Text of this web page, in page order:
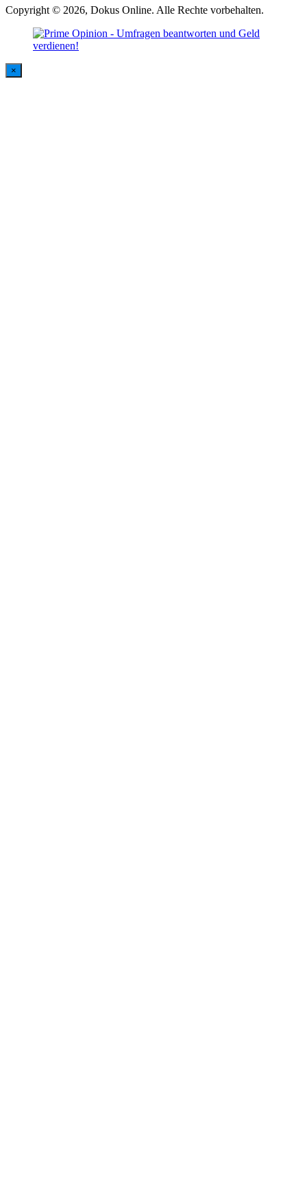
Copyright © 2026, Dokus Online. Alle Rechte vorbehalten.
×